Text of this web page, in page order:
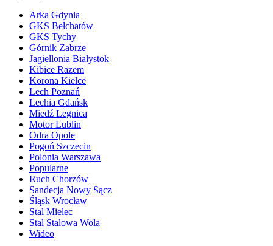
Arka Gdynia
GKS Bełchatów
GKS Tychy
Górnik Zabrze
Jagiellonia Białystok
Kibice Razem
Korona Kielce
Lech Poznań
Lechia Gdańsk
Miedź Legnica
Motor Lublin
Odra Opole
Pogoń Szczecin
Polonia Warszawa
Popularne
Ruch Chorzów
Sandecja Nowy Sącz
Śląsk Wrocław
Stal Mielec
Stal Stalowa Wola
Wideo